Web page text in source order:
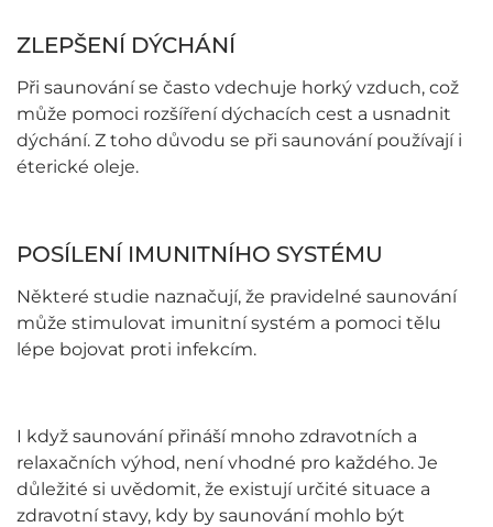
ZLEPŠENÍ DÝCHÁNÍ
Při saunování se často vdechuje horký vzduch, což
může pomoci rozšíření dýchacích cest a usnadnit
dýchání. Z toho důvodu se při saunování používají i
éterické oleje.
POSÍLENÍ IMUNITNÍHO SYSTÉMU
Některé studie naznačují, že pravidelné saunování
může stimulovat imunitní systém a pomoci tělu
lépe bojovat proti infekcím.
I když saunování přináší mnoho zdravotních a
relaxačních výhod, není vhodné pro každého. Je
důležité si uvědomit, že existují určité situace a
zdravotní stavy, kdy by saunování mohlo být